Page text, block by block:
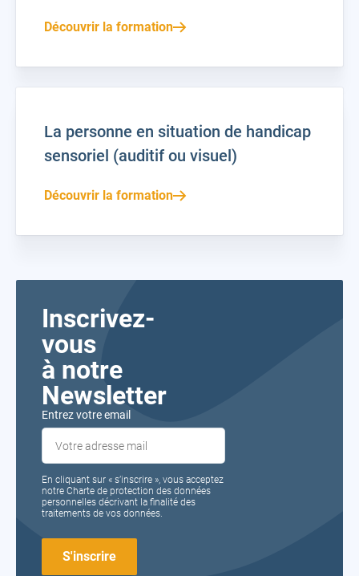
Découvrir la formation
La personne en situation de handicap
sensoriel (auditif ou visuel)
Découvrir la formation
Inscrivez-
vous
à notre
Newsletter
Entrez votre email
En cliquant sur « s’inscrire », vous acceptez
notre Charte de protection des données
personnelles décrivant la finalité des
traitements de vos données.